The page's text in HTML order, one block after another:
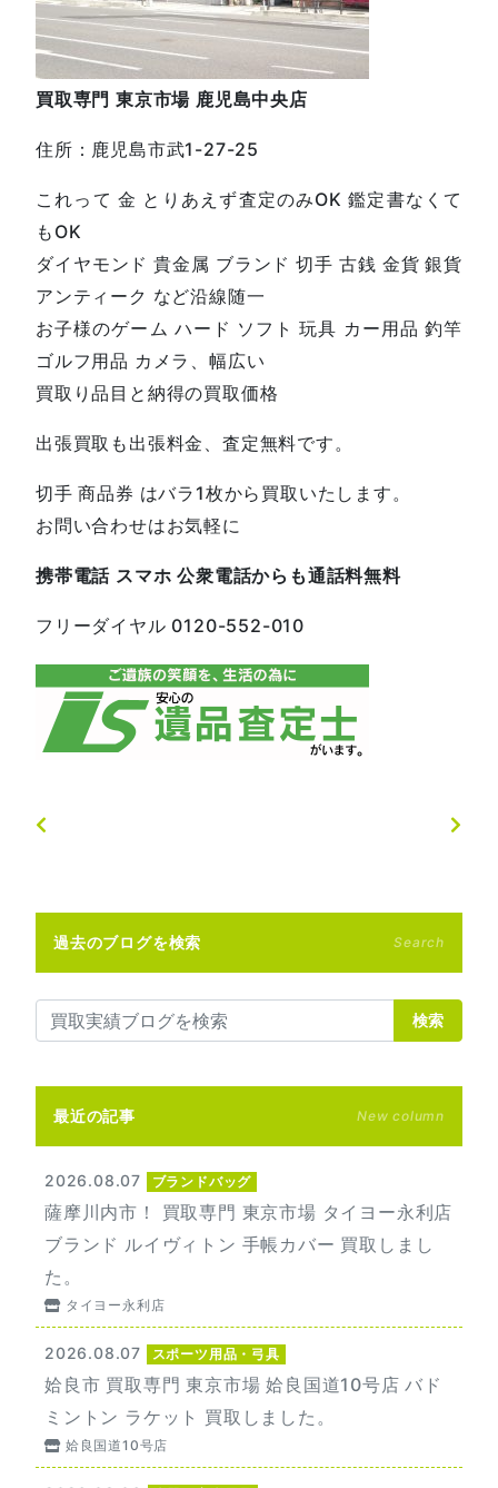
買取専門 東京市場 鹿児島中央店
住所：鹿児島市武1-27-25
これって 金 とりあえず査定のみOK 鑑定書なくて
もOK
ダイヤモンド 貴金属 ブランド 切手 古銭 金貨 銀貨
アンティーク など沿線随一
お子様のゲーム ハード ソフト 玩具 カー用品 釣竿
ゴルフ用品 カメラ、幅広い
買取り品目と納得の買取価格
出張買取も出張料金、査定無料です。
切手 商品券 はバラ1枚から買取いたします。
お問い合わせはお気軽に
携帯電話 スマホ 公衆電話からも通話料無料
フリーダイヤル 0120-552-01 0
過去のブログを検索 Search
検索
最近の記事 New column
2026.08.07 ブランドバッグ
薩摩川内市！ 買取専門 東京市場 タイヨー永利店
ブランド ルイヴィトン 手帳カバー 買取しまし
た。
タイヨー永利店
2026.08.07 スポーツ用品・弓具
姶良市 買取専門 東京市場 姶良国道10号店 バド
ミントン ラケット 買取しました。
姶良国道10号店